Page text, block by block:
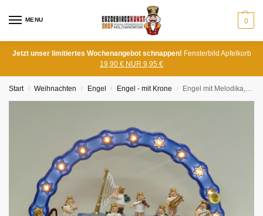
MENU 0
Jetzt unser limitiertes Wochenangebot schnappen! Fensterbild Apfelkorb
19,90 € NUR 9,95 €
Start / Weihnachten / Engel / Engel - mit Krone / Engel mit Melodika, mit Krone